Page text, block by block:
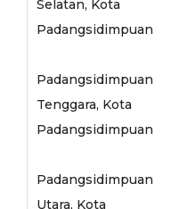
Selatan, Kota
Padangsidimpuan
Padangsidimpuan
Tenggara, Kota
Padangsidimpuan
Padangsidimpuan
Utara, Kota